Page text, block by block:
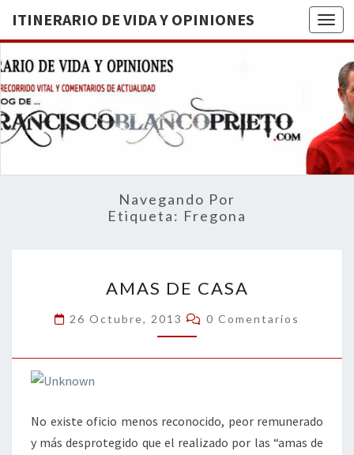
ITINERARIO DE VIDA Y OPINIONES
DE
BREVE
RECORRIDO
VITAL Y
ACTUALIDAD
Navegando Por
Etiqueta: Fregona
DE
CASA
AMAS DE CASA
26 Octubre, 2013 Comentarios
0 Comentarios
No existe oficio menos reconocido, peor remunerado
y más desprotegido que el realizado por las “amas de